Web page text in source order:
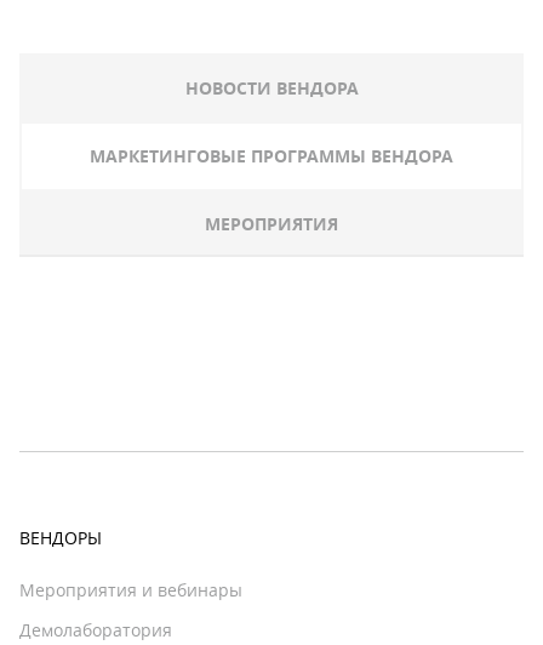
НОВОСТИ ВЕНДОРА
МАРКЕТИНГОВЫЕ ПРОГРАММЫ ВЕНДОРА
МЕРОПРИЯТИЯ
ВЕНДОРЫ
Мероприятия и вебинары
Демолаборатория